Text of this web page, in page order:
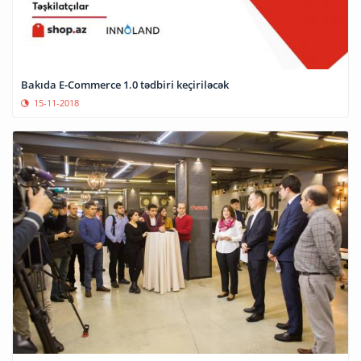
Bakıda E-Commerce 1.0 tədbiri keçiriləcək
15-11-2018